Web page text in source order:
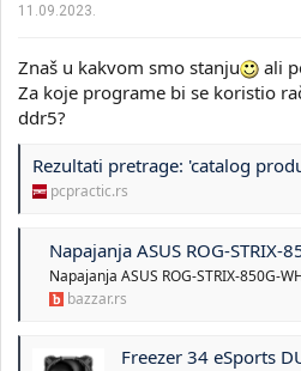
11.09.2023.
Znaš u kakvom smo stanju
ali
Za koje programe bi se koristio
ddr5?
Rezultati pretrage: 'catalog product view id 86965 s
pcpractic.rs
Napajanja ASUS ROG-STRIX-
Napajanja ASUS ROG-STRIX-850G-
bazzar.rs
Freezer 34 eSports DUO Gray CPU